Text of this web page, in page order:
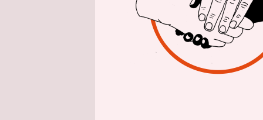
Strafraum
WM-Titel
Das beste